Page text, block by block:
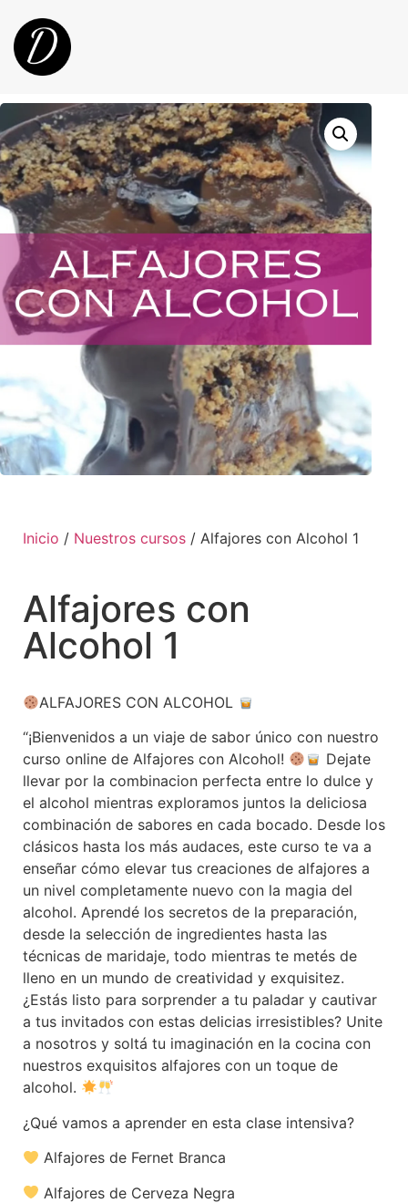
Inicio / Nuestros cursos / Alfajores con Alcohol 1
Alfajores con
Alcohol 1
ALFAJORES CON ALCOHOL
“¡Bienvenidos a un viaje de sabor único con nuestro
curso online de Alfajores con Alcohol!
Dejate
llevar por la combinacion perfecta entre lo dulce y
el alcohol mientras exploramos juntos la deliciosa
combinación de sabores en cada bocado. Desde los
clásicos hasta los más audaces, este curso te va a
enseñar cómo elevar tus creaciones de alfajores a
un nivel completamente nuevo con la magia del
alcohol. Aprendé los secretos de la preparación,
desde la selección de ingredientes hasta las
técnicas de maridaje, todo mientras te metés de
lleno en un mundo de creatividad y exquisitez.
¿Estás listo para sorprender a tu paladar y cautivar
a tus invitados con estas delicias irresistibles? Unite
a nosotros y soltá tu imaginación en la cocina con
nuestros exquisitos alfajores con un toque de
alcohol.
¿Qué vamos a aprender en esta clase intensiva?
Alfajores de Fernet Branca
Alfajores de Cerveza Negra